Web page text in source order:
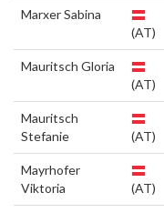
Marxer Sabina
(AT)
Mauritsch Gloria
(AT)
Mauritsch
Stefanie
(AT)
Mayrhofer
Viktoria
(AT)